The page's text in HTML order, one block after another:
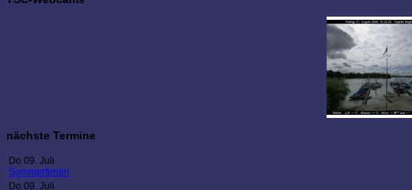
nächste Termine
Do 09. Juli
Sommerferien
Do 09. Juli